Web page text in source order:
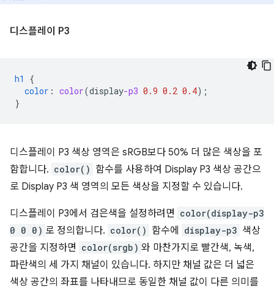
디스플레이 P3
h1
{
color : color(display-p3 0.9 0.2 0.4);
}
디스플레이 P3 색상 영역은 sRGB보다 50% 더 많은 색상을 포
함합니다. color() 함수를 사용하여 Display P3 색상 공간으
로 Display P3 색 영역의 모든 색상을 지정할 수 있습니다.
디스플레이 P3에서 검은색을 설정하려면 color(display-p3
0 0 0) 로 정의합니다. color() 함수에 display-p3 색상
공간을 지정하면 color(srgb) 와 마찬가지로 빨간색, 녹색,
파란색의 세 가지 채널이 있습니다. 하지만 채널 값은 더 넓은
색상 공간의 좌표를 나타내므로 동일한 채널 값이 다른 의미를